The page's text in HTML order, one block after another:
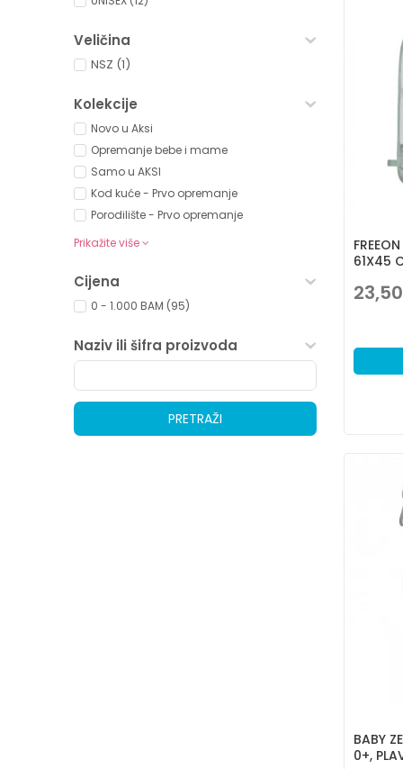
Veličina
NSZ (1)
Kolekcije
Novo u Aksi
Opremanje bebe i mame
Samo u AKSI
Kod kuće - Prvo opremanje
Porodilište - Prvo opremanje
Prikažite više
Cijena
0 - 1.000 BAM (95)
Naziv ili šifra proizvoda
PRETRAŽI
61X45
23,50
BABY
0+,